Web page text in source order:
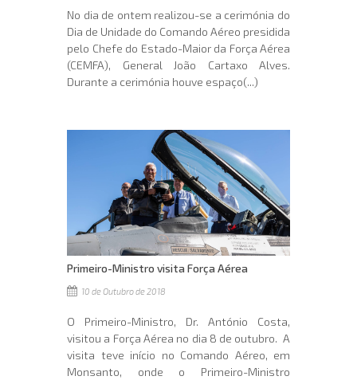
No dia de ontem realizou-se a cerimónia do
Dia de Unidade do Comando Aéreo presidida
pelo Chefe do Estado-Maior da Força Aérea
(CEMFA), General João Cartaxo Alves.
Durante a cerimónia houve espaço(...)
Primeiro-Ministro visita Força Aérea
10 de Outubro de 2018
O Primeiro-Ministro, Dr. António Costa,
visitou a Força Aérea no dia 8 de outubro. A
visita teve início no Comando Aéreo, em
Monsanto, onde o Primeiro-Ministro